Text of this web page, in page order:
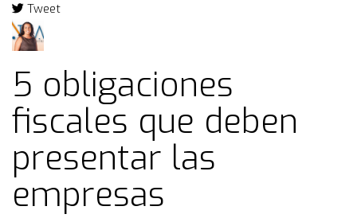
Tweet
pinterest
5 obligaciones
fiscales que deben
presentar las
empresas